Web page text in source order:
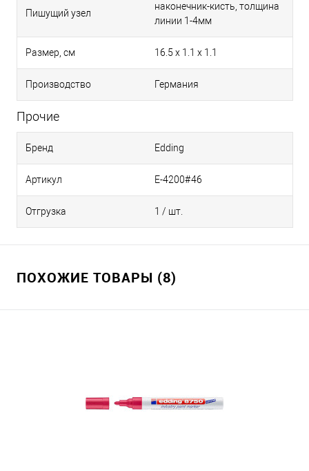
Пишущий узел
наконечник-кисть, толщина
линии 1-4мм
Размер, см 16.5 x 1.1 x 1.1
Производство Германия
Прочие
Бренд Edding
Артикул E-4200#46
Отгрузка 1 / шт.
ПОХОЖИЕ ТОВАРЫ (8)